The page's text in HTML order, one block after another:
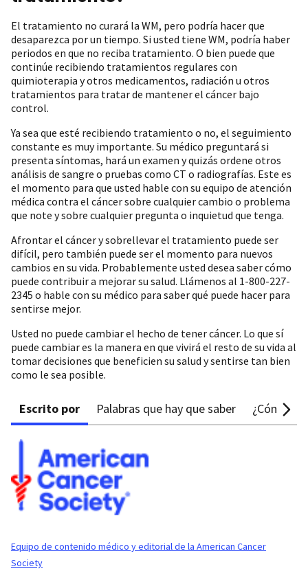
El tratamiento no curará la WM, pero podría hacer que
desaparezca por un tiempo. Si usted tiene WM, podría haber
periodos en que no reciba tratamiento. O bien puede que
continúe recibiendo tratamientos regulares con
quimioterapia y otros medicamentos, radiación u otros
tratamientos para tratar de mantener el cáncer bajo
control.
Ya sea que esté recibiendo tratamiento o no, el seguimiento
constante es muy importante. Su médico preguntará si
presenta síntomas, hará un examen y quizás ordene otros
análisis de sangre o pruebas como CT o radiografías. Este es
el momento para que usted hable con su equipo de atención
médica contra el cáncer sobre cualquier cambio o problema
que note y sobre cualquier pregunta o inquietud que tenga.
Afrontar el cáncer y sobrellevar el tratamiento puede ser
difícil, pero también puede ser el momento para nuevos
cambios en su vida. Probablemente usted desea saber cómo
puede contribuir a mejorar su salud. Llámenos al 1-800-227-
2345 o hable con su médico para saber qué puede hacer para
sentirse mejor.
Usted no puede cambiar el hecho de tener cáncer. Lo que sí
puede cambiar es la manera en que vivirá el resto de su vida al
tomar decisiones que beneficien su salud y sentirse tan bien
como le sea posible.
Escrito por Palabras que hay que saber ¿Cómo
Equipo de contenido médico y editorial de la American Cancer
Society